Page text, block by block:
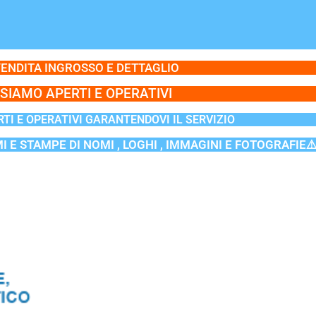
INGROSSO E DETTAGLIO
SIAMO APERTI E OPERATIVI
E OPERATIVI GARANTENDOVI IL SERVIZIO
E STAMPE DI NOMI , LOGHI , IMMAGINI E